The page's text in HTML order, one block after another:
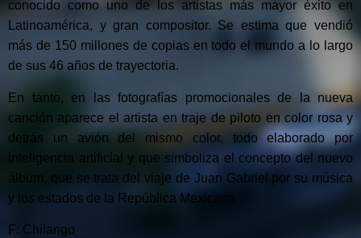
conocido como uno de los artistas más mayor éxito en
Latinoamérica, y gran compositor. Se estima que vendió
más de 150 millones de copias en todo el mundo a lo largo
de sus 46 años de trayectoria.
En tanto, en las fotografías promocionales de la nueva
canción aparece el artista en traje de piloto en color rosa y
detrás un avión del mismo color, todo elaborado por
inteligencia artificial y que simboliza el concepto del nuevo
álbum, que se trata del viaje de Juan Gabriel por su música
y los estados de la República Mexicana.
F: Chilango